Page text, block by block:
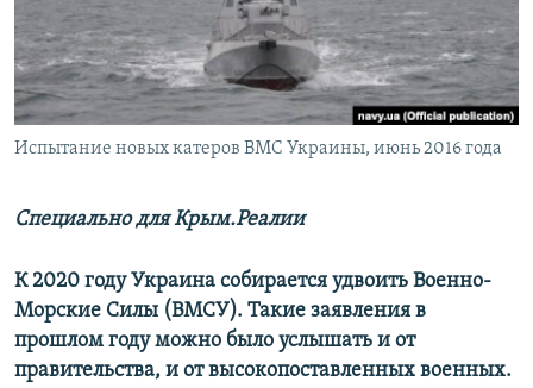
ПОБЕДИТЕЛЕЙ НЕ СУДЯТ?
КРЫМ.НЕПОКОРЕННЫЙ
ELIFBE
УКРАИНСКАЯ ПРОБЛЕМА КРЫМА
ПРИСОЕДИНЯЙТЕСЬ!
Испытание новых катеров ВМС Украины, июнь 2016 года
Специально для Крым.Реалии
К 2020 году Украина собирается удвоить Военно-
Морские Силы (ВМСУ). Такие заявления в
прошлом году можно было услышать и от
правительства, и от высокопоставленных военных.